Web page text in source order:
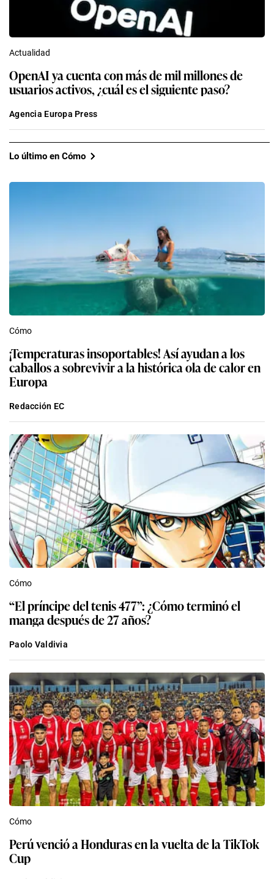
Actualidad
OpenAI ya cuenta con más de mil millones de
usuarios activos, ¿cuál es el siguiente paso?
Agencia Europa Press
Lo último en Cómo
Cómo
¡Temperaturas insoportables! Así ayudan a los
caballos a sobrevivir a la histórica ola de calor en
Europa
Redacción EC
Cómo
“El príncipe del tenis 477”: ¿Cómo terminó el
manga después de 27 años?
Paolo Valdivia
Cómo
Perú venció a Honduras en la vuelta de la TikTok
Cup